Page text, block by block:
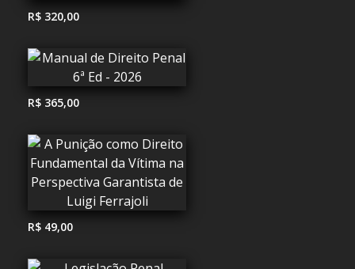
R$ 320,00
R$ 365,00
R$ 49,00